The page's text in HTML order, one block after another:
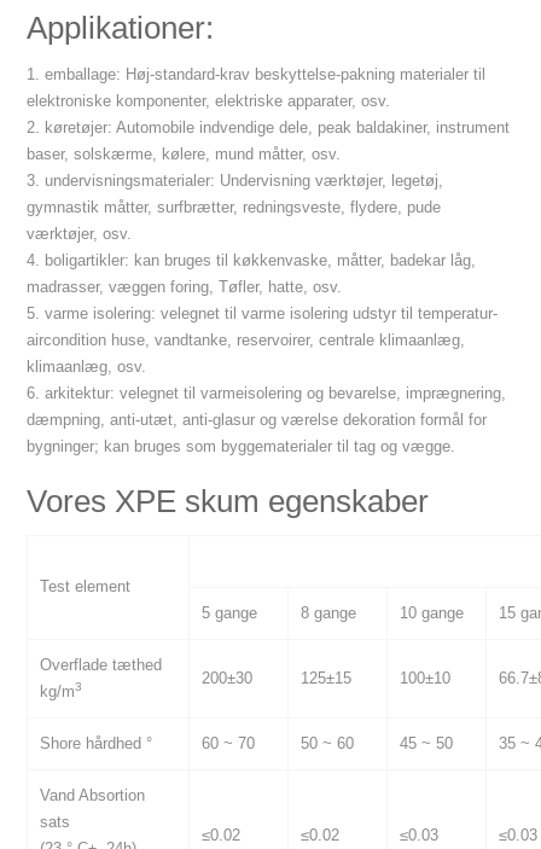
Applikationer:
1. emballage: Høj-standard-krav beskyttelse-pakning materialer til
elektroniske komponenter, elektriske apparater, osv.
2. køretøjer: Automobile indvendige dele, peak baldakiner, instrument
baser, solskærme, kølere, mund måtter, osv.
3. undervisningsmaterialer: Undervisning værktøjer, legetøj,
gymnastik måtter, surfbrætter, redningsveste, flydere, pude
værktøjer, osv.
4. boligartikler: kan bruges til køkkenvaske, måtter, badekar låg,
madrasser, væggen foring, Tøfler, hatte, osv.
5. varme isolering: velegnet til varme isolering udstyr til temperatur-
aircondition huse, vandtanke, reservoirer, centrale klimaanlæg,
klimaanlæg, osv.
6. arkitektur: velegnet til varmeisolering og bevarelse, imprægnering,
dæmpning, anti-utæt, anti-glasur og værelse dekoration formål for
bygninger; kan bruges som byggematerialer til tag og vægge.
Vores XPE skum egenskaber
Test element
5 gange
8 gange 10 gange 15
Overflade tæthed
kg/m3 200±30 125±15 100±10
Shore hårdhed ° 60 ~ 70 50 ~ 60 45 ~ 50 35 ~
Vand Absortion
sats
≤0.02 ≤0.02 ≤0.03 ≤0.03